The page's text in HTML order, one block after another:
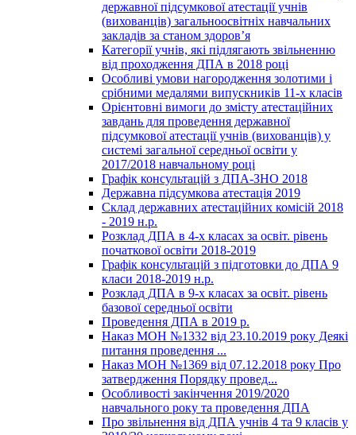
державної підсумкової атестації учнів
(вихованців) загальноосвітніх навчальних
закладів за станом здоров’я
Категорії учнів, які підлягають звільненню
від проходження ДПА в 2018 році
Особливі умови нагородження золотими і
срібними медалями випускників 11-х класів
Орієнтовні вимоги до змісту атестаційних
завдань для проведення державної
підсумкової атестації учнів (вихованців) у
системі загальної середньої освіти у
2017/2018 навчальному році
Графік консультацій з ДПА-ЗНО 2018
Державна підсумкова атестація 2019
Склад державних атестаційних комісій 2018
- 2019 н.р.
Розклад ДПА в 4-х класах за освіт. рівень
початкової освіти 2018-2019
Графік консультацій з підготовки до ДПА 9
класи 2018-2019 н.р.
Розклад ДПА в 9-х класах за освіт. рівень
базової середньої освіти
Проведення ДПА в 2019 р.
Наказ МОН №1332 від 23.10.2019 року Деякі
питання проведення ...
Наказ МОН №1369 від 07.12.2018 року Про
затвердження Порядку провед...
Особливості закінчення 2019/2020
навчального року та проведення ДПА
Про звільнення від ДПА учнів 4 та 9 класів у